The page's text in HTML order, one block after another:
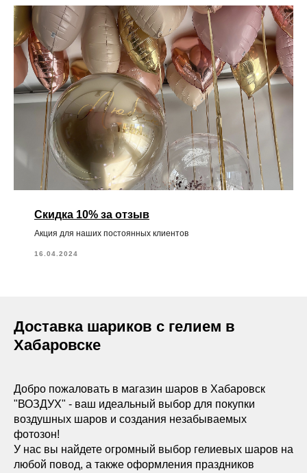
Скидка 10% за отзыв
Акция для наших постоянных клиентов
16.04.2024
Доставка шариков с гелием в
Хабаровске
Добро пожаловать в магазин шаров в Хабаровск
"ВОЗДУХ" - ваш идеальный выбор для покупки
воздушных шаров и создания незабываемых
фотозон!
У нас вы найдете огромный выбор гелиевых шаров на
любой повод, а также оформления праздников